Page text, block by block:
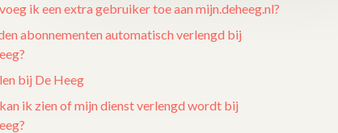
ik een extra gebruiker toe aan mijn.deheeg.nl?
abonnementen automatisch verlengd bij
bij De Heeg
ik zien of mijn dienst verlengd wordt bij